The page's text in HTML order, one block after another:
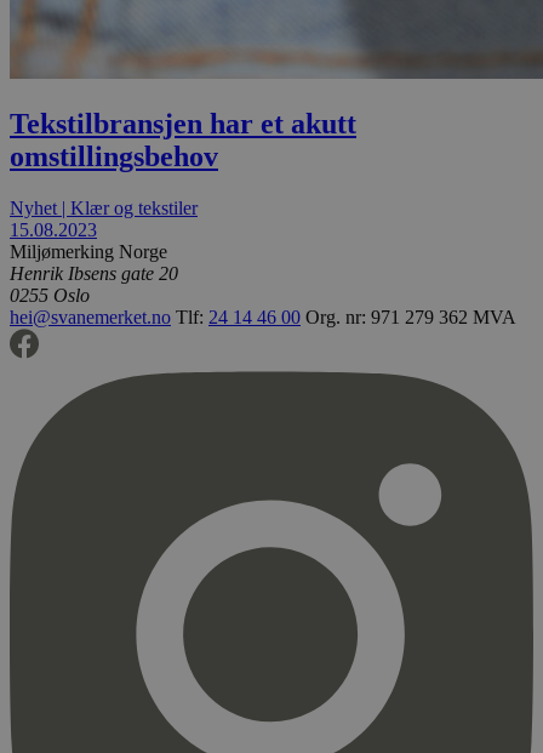
Tekstilbransjen har et akutt
omstillingsbehov
Nyhet | Klær og tekstiler
15.08.2023
Miljømerking Norge
Henrik Ibsens gate 20
0255 Oslo
hei@svanemerket.no Tlf: 24 14 46 00 Org. nr: 971 279 362 MVA